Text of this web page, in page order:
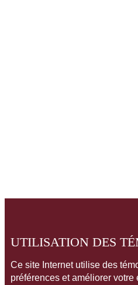
UTILISATION DES
Ce site Internet utilise des
préférences et améliorer